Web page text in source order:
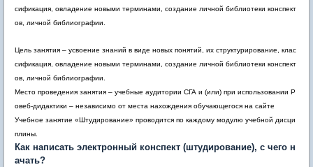
сификация, овладение новыми терминами, создание личной библиотеки конспект
ов, личной библиографии.
Цель занятия – усвоение знаний в виде новых понятий, их структурирование, клас
сификация, овладение новыми терминами, создание личной библиотеки конспект
ов, личной библиографии.
Место проведения занятия – учебные аудитории СГА и (или) при использовании Р
овеб-дидактики – независимо от места нахождения обучающегося на сайте
Учебное занятие «Штудирование» проводится по каждому модулю учебной дисци
плины.
Как написать электронный конспект (штудирование), с чего н
ачать?